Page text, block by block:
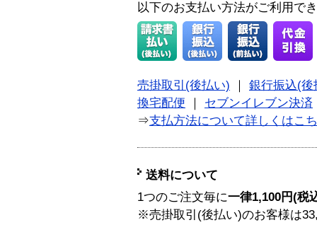
以下のお支払い方法がご利用で
売掛取引(後払い)
銀行振込(後
換宅配便
セブンイレブン決済
⇒支払方法について詳しくはこ
送料について
1つのご注文毎に一律1,100円(税
※売掛取引(後払い)のお客様は